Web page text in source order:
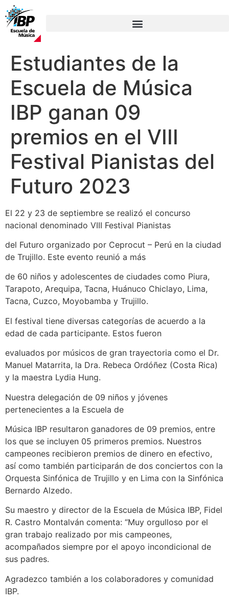
Estudiantes de la
Escuela de Música
IBP ganan 09
premios en el VIII
Festival Pianistas del
Futuro 2023
El 22 y 23 de septiembre se realizó el concurso
nacional denominado VIII Festival Pianistas
del Futuro organizado por Ceprocut – Perú en la ciudad
de Trujillo. Este evento reunió a más
de 60 niños y adolescentes de ciudades como Piura,
Tarapoto, Arequipa, Tacna, Huánuco Chiclayo, Lima,
Tacna, Cuzco, Moyobamba y Trujillo.
El festival tiene diversas categorías de acuerdo a la
edad de cada participante. Estos fueron
evaluados por músicos de gran trayectoria como el Dr.
Manuel Matarrita, la Dra. Rebeca Ordóñez (Costa Rica)
y la maestra Lydia Hung.
Nuestra delegación de 09 niños y jóvenes
pertenecientes a la Escuela de
Música IBP resultaron ganadores de 09 premios, entre
los que se incluyen 05 primeros premios. Nuestros
campeones recibieron premios de dinero en efectivo,
así como también participarán de dos conciertos con la
Orquesta Sinfónica de Trujillo y en Lima con la Sinfónica
Bernardo Alzedo.
Su maestro y director de la Escuela de Música IBP, Fidel
R. Castro Montalván comenta: “Muy orgulloso por el
gran trabajo realizado por mis campeones,
acompañados siempre por el apoyo incondicional de
sus padres.
Agradezco también a los colaboradores y comunidad
IBP.